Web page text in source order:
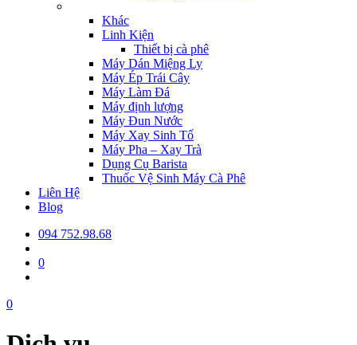
Khác
Linh Kiện
Thiết bị cà phê
Máy Dán Miệng Ly
Máy Ép Trái Cây
Máy Làm Đá
Máy định lượng
Máy Đun Nước
Máy Xay Sinh Tố
Máy Pha – Xay Trà
Dụng Cụ Barista
Thuốc Vệ Sinh Máy Cà Phê
Liên Hệ
Blog
094 752.98.68
0
0